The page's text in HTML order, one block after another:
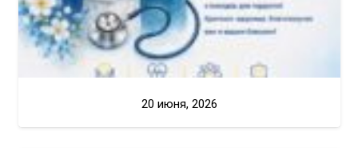
20 июня, 2026